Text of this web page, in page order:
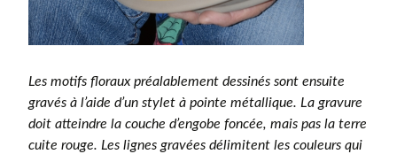
Les motifs floraux préalablement dessinés sont ensuite
gravés à l’aide d’un stylet à pointe métallique. La gravure
doit atteindre la couche d’engobe foncée, mais pas la terre
cuite rouge. Les lignes gravées délimitent les couleurs qui